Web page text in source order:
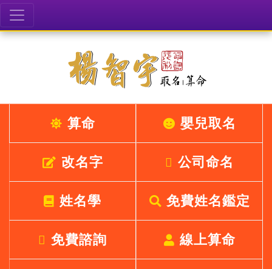
算命 嬰兒取名
改名字 公司命名
姓名學 免費姓名鑑定
免費諮詢 線上算命